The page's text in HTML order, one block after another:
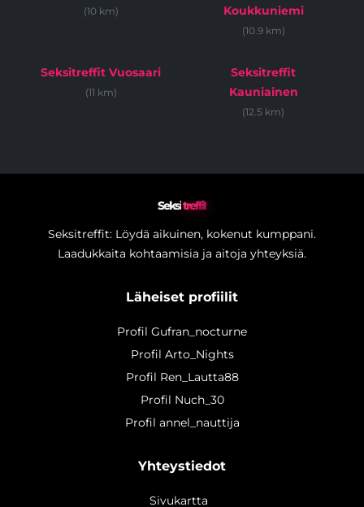
(10 km)
Koukkuniemi
(10.9 km)
Seksitreffit Vuosaari
(11 km)
Seksitreffit
Kauniainen
(12.5 km)
Seksitreffit
Seksitreffit: Löydä aikuinen, kokenut kumppani.
Laadukkaita kohtaamisia ja aitoja yhteyksiä.
Läheiset profiilit
Profil Gufran_nocturne
Profil Arto_Nights
Profil Ren_Lautta88
Profil Nuch_30
Profil annel_nauttija
Yhteystiedot
Sivukartta